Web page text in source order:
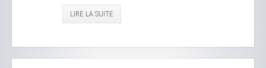
LIRE LA SUITE